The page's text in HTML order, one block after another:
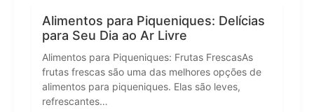
Alimentos para Piqueniques: Delícias
para Seu Dia ao Ar Livre
Alimentos para Piqueniques: Frutas FrescasAs
frutas frescas são uma das melhores opções de
alimentos para piqueniques. Elas são leves,
refrescantes…